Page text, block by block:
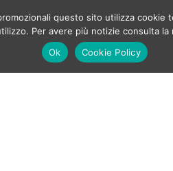
questo sito utilizza
Per avere più notizie consulta
Ok
Cookie Policy